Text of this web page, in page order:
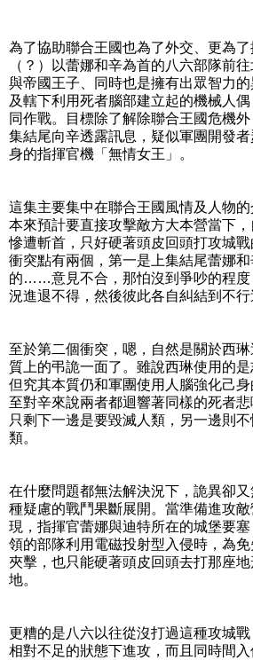
為了協助聯合王國也為了外交、更為
（？）以蕾娜和辛為首的八六部隊前
與帝國王子、同時也是擁有出眾智力
及轄下利用死者腦部建立起的機械人
同作戰。目標除了解除聯合王國危機
集結尾向辛透露訊息，疑似軍團開發
身的指揮官機「無情女王」。
這集主要集中在聯合王國風情及人物
本來預計要直接攻擊敵方大本營當下
慘遭斬首，只好硬著頭皮回頭打攻城
衝突點有兩個，第一是上集結尾蕾娜
的……意見不合，那怕沒到爭吵的程度
況進退不得，然後彼此各自糾結到不行
至於第二個衝突，嗯，自然是關於西
質上的弔詭一面了。雖說西琳使用的是
但究其本質仍和軍團使用人腦強化己
至對辛來說兩者都迴響著同樣的死者
只剩下一邊是要毀滅人類，另一邊則
類。
在什麼問題都無法解決況下，詭異卻
種疑慮的戰鬥果斷展開。當準備進攻
現，指揮官蕾娜與迪特所在的城堡要
領的部隊利用電磁投射型入侵時，為
夾擊，也只能硬著頭皮回頭去打那座
地。
更糟的是八六以往從沒打過這種攻城
相對不足的狀態下進攻，而且同時間